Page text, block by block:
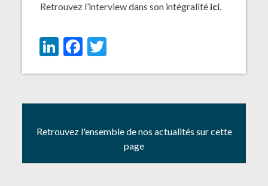
Retrouvez l’interview dans son intégralité ici.
LinkedIn
Facebook
Twitter
Retrouvez l'ensemble de nos actualités sur cette
page